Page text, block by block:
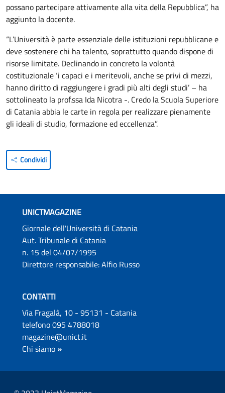
possano partecipare attivamente alla vita della Repubblica”, ha
aggiunto la docente.
“L’Università è parte essenziale delle istituzioni repubblicane e
deve sostenere chi ha talento, soprattutto quando dispone di
risorse limitate. Declinando in concreto la volontà
costituzionale ‘i capaci e i meritevoli, anche se privi di mezzi,
hanno diritto di raggiungere i gradi più alti degli studi’ – ha
sottolineato la prof.ssa Ida Nicotra -. Credo la Scuola Superiore
di Catania abbia le carte in regola per realizzare pienamente
gli ideali di studio, formazione ed eccellenza”.
Condividi
UNICTMAGAZINE
Giornale dell'Università di Catania
Aut. Tribunale di Catania
n. 15 del 04/07/1995
Direttore responsabile: Alfio Russo
CONTATTI
Via Fragalà, 10 - 95131 - Catania
telefono 095 4788018
magazine@unict.it
Chi siamo »